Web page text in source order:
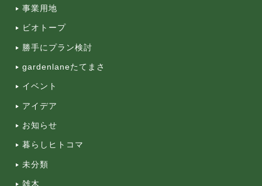
事業用地
ビオトープ
勝手にプラン検討
gardenlaneたてまさ
イベント
アイデア
お知らせ
暮らしヒトコマ
未分類
雑木